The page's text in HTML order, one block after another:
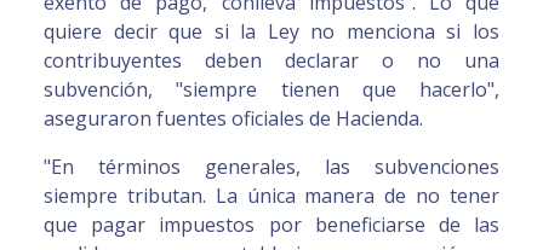
quiere decir que si la Ley no menciona si los
contribuyentes deben declarar o no una
subvención, "siempre tienen que hacerlo",
aseguraron fuentes oficiales de Hacienda.
"En términos generales, las subvenciones
siempre tributan. La única manera de no tener
que pagar impuestos por beneficiarse de las